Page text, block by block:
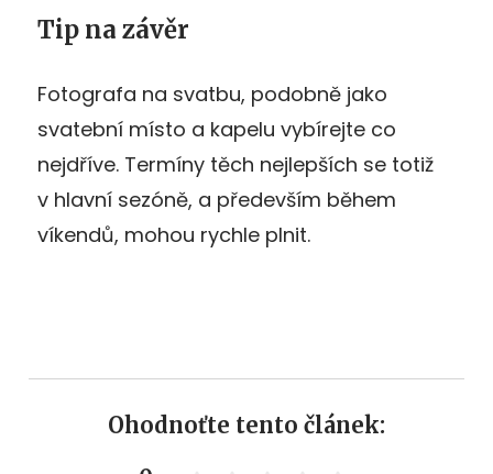
Tip na závěr
Fotografa na svatbu, podobně jako
svatební místo a kapelu vybírejte co
nejdříve. Termíny těch nejlepších se totiž
v hlavní sezóně, a především během
víkendů, mohou rychle plnit.
Ohodnoťte tento článek: